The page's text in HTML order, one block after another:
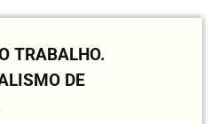
TRABALHO.
DE